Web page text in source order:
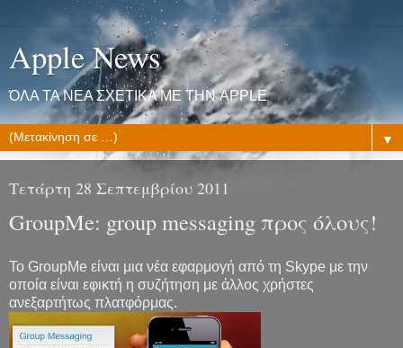
Apple News
ΌΛΑ ΤΑ ΝΕΑ ΣΧΕΤΙΚΑ ΜΕ ΤΗΝ APPLE
▼
Τετάρτη 28 Σεπτεμβρίου 2011
GroupMe: group messaging προς όλους!
To GroupMe είναι μια νέα εφαρμογή από τη Skype με την
οποία είναι εφικτή η συζήτηση με άλλος χρήστες
ανεξαρτήτως πλατφόρμας.